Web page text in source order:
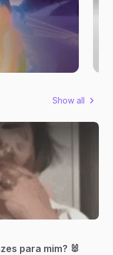
Show all
para mim? 🐰